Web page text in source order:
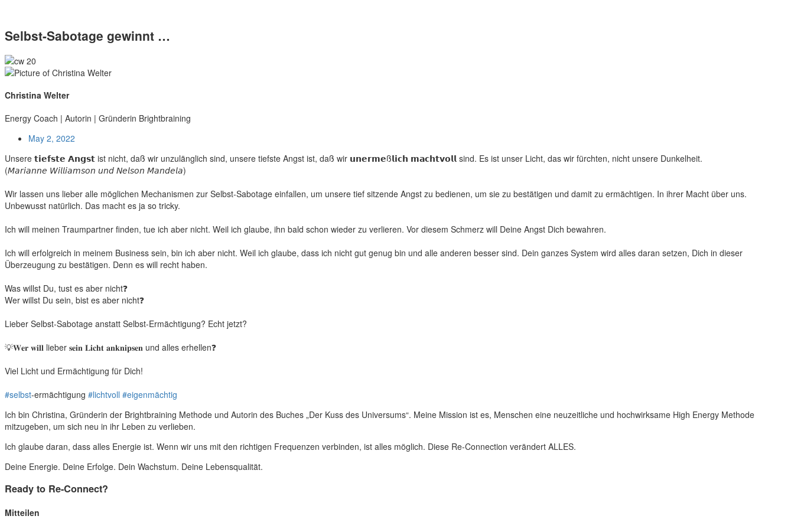
Selbst-Sabotage gewinnt …
Christina Welter
Energy Coach | Autorin | Gründerin Brightbraining
May 2, 2022
Unsere 𝘁𝗶𝗲𝗳𝘀𝘁𝗲 𝗔𝗻𝗴𝘀𝘁 ist nicht, daß wir unzulänglich sind, unsere tiefste Angst ist, daß wir 𝘂𝗻𝗲𝗿𝗺𝗲ß𝗹𝗶𝗰𝗵 𝗺𝗮𝗰𝗵𝘁𝘃𝗼𝗹𝗹 sind. Es ist unser Licht, das wir fürchten, nicht unsere Dunkelheit.
(𝘔𝘢𝘳𝘪𝘢𝘯𝘯𝘦 𝘞𝘪𝘭𝘭𝘪𝘢𝘮𝘴𝘰𝘯 𝘶𝘯𝘥 𝘕𝘦𝘭𝘴𝘰𝘯 𝘔𝘢𝘯𝘥𝘦𝘭𝘢)
Wir lassen uns lieber alle möglichen Mechanismen zur Selbst-Sabotage einfallen, um unsere tief sitzende Angst zu bedienen, um sie zu bestätigen und damit zu ermächtigen. In ihrer Macht über uns.
Unbewusst natürlich. Das macht es ja so tricky.
Ich will meinen Traumpartner finden, tue ich aber nicht. Weil ich glaube, ihn bald schon wieder zu verlieren. Vor diesem Schmerz will Deine Angst Dich bewahren.
Ich will erfolgreich in meinem Business sein, bin ich aber nicht. Weil ich glaube, dass ich nicht gut genug bin und alle anderen besser sind. Dein ganzes System wird alles daran setzen, Dich in dieser
Überzeugung zu bestätigen. Denn es will recht haben.
Was willst Du, tust es aber nicht❓
Wer willst Du sein, bist es aber nicht❓
Lieber Selbst-Sabotage anstatt Selbst-Ermächtigung? Echt jetzt?
💡𝐖𝐞𝐫 𝐰𝐢𝐥𝐥 lieber 𝐬𝐞𝐢𝐧 𝐋𝐢𝐜𝐡𝐭 𝐚𝐧𝐤𝐧𝐢𝐩𝐬𝐞𝐧 und alles erhellen❓
Viel Licht und Ermächtigung für Dich!
#selbst-ermächtigung #lichtvoll #eigenmächtig
Ich bin Christina, Gründerin der Brightbraining Methode und Autorin des Buches „Der Kuss des Universums“. Meine Mission ist es, Menschen eine neuzeitliche und hochwirksame High Energy Methode
mitzugeben, um sich neu in ihr Leben zu verlieben.
Ich glaube daran, dass alles Energie ist. Wenn wir uns mit den richtigen Frequenzen verbinden, ist alles möglich. Diese Re-Connection verändert ALLES.
Deine Energie. Deine Erfolge. Dein Wachstum. Deine Lebensqualität.
Ready to Re-Connect?
Mitteilen